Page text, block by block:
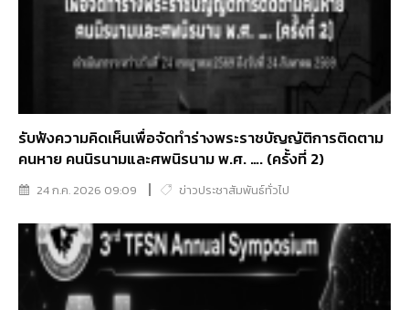
รับฟังความคิดเห็นเพื่อจัดทำร่างพระราชบัญญัติการติดตาม
คนหาย คนนิรนามและศพนิรนาม พ.ศ. …. (ครั้งที่ 2)
24 ก.ค. 2026 09:09 ข่าวประชาสัมพันธ์ทั่วไป